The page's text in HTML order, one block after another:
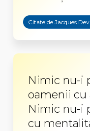
Citate de Jacques
Nimic nu-i
oamenii cu
Nimic nu-i
cu